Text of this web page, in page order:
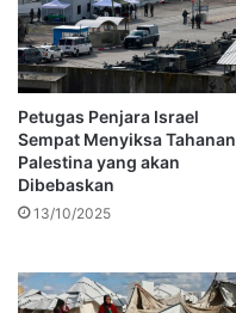
Petugas Penjara Israel
Sempat Menyiksa Tahanan
Palestina yang akan
Dibebaskan
13/10/2025